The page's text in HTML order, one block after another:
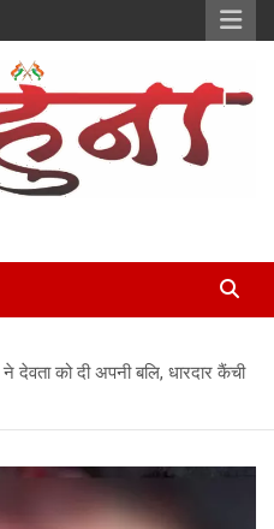
देवता को दी अपनी बलि, धारदार कैंची